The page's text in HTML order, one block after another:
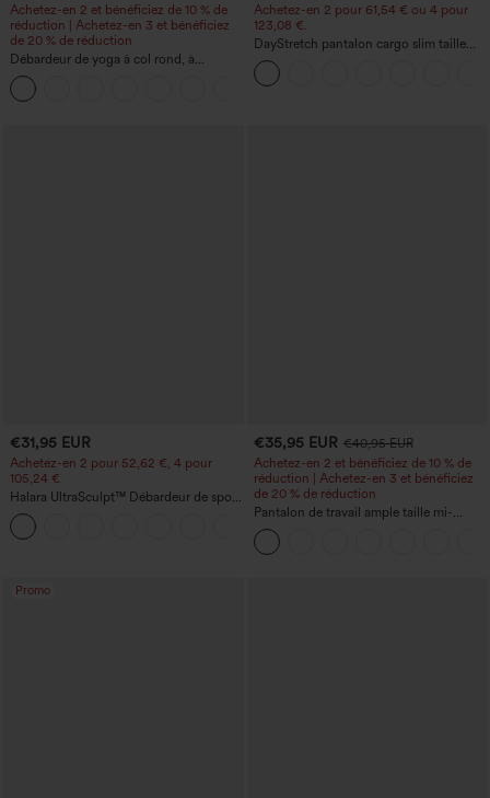
Achetez-en 2 et bénéficiez de 10 % de
réduction | Achetez-en 3 et bénéficiez
de 20 % de réduction
Débardeur de yoga à col rond, à
fronces, effet rafraîchissant - UPF50+
Achetez-en 2 pour 61,54 € ou 4 pour
123,08 €.
DayStretch pantalon cargo slim taille
haute, poches zippées, uni
€31,95 EUR
Achetez-en 2 pour 52,62 €, 4 pour
105,24 €
Halara UltraSculpt™ Débardeur de sport
à col rond et ourlet arrondi
€35,95 EUR €40,95 EUR
Achetez-en 2 et bénéficiez de 10 % de
réduction | Achetez-en 3 et bénéficiez
de 20 % de réduction
Pantalon de travail ample taille mi-
haute, coupe « barrel » (jambe en forme
de tonneau) avec poches
Promo